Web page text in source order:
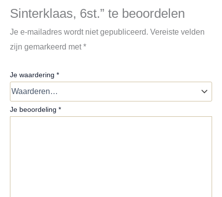
Sinterklaas, 6st.” te beoordelen
Je e-mailadres wordt niet gepubliceerd. Vereiste velden
zijn gemarkeerd met*
Je waardering *
Je beoordeling *